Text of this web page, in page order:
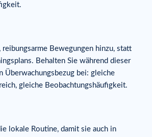
reibungsarme Bewegungen hinzu, statt
Behalten Sie während dieser
Überwachungsbezug bei: gleiche
gleiche Beobachtungshäufigkeit.
lokale Routine, damit sie auch in